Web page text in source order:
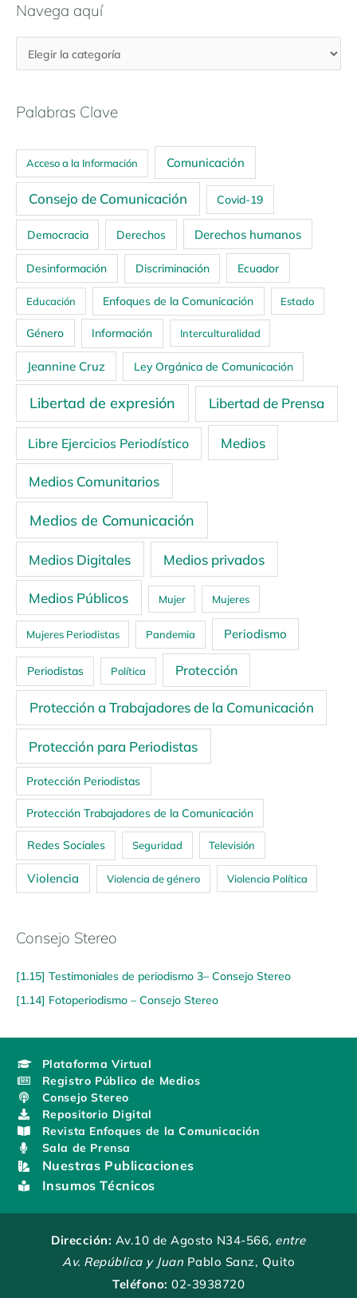
Navega aquí
Palabras Clave
Acceso a la Información Comunicación
Consejo de Comunicación Covid-19
Democracia Derechos Derechos humanos
Desinformación Discriminación Ecuador
Educación Enfoques de la Comunicación Estado
Género Información Interculturalidad
Jeannine Cruz Ley Orgánica de Comunicación
Libertad de expresión Libertad de Prensa
Libre Ejercicios Periodístico Medios
Medios Comunitarios
Medios de Comunicación
Medios Digitales Medios privados
Medios Públicos Mujer Mujeres
Mujeres Periodistas Pandemia Periodismo
Periodistas Política Protección
Protección a Trabajadores de la Comunicación
Protección para Periodistas
Protección Periodistas
Protección Trabajadores de la Comunicación
Redes Sociales Seguridad Televisión
Violencia Violencia de género Violencia Política
Consejo Stereo
[1.15] Testimoniales de periodismo 3– Consejo Stereo
[1.14] Fotoperiodismo – Consejo Stereo
Plataforma Virtual
Registro Público de Medios
Consejo Stereo
Repositorio Digital
Revista Enfoques de la Comunicación
Sala de Prensa
Nuestras Publicaciones
Insumos Técnicos
Dirección: Av.10 de Agosto N34-566, entre
Av. República y Juan Pablo Sanz, Quito
Teléfono: 02-3938720